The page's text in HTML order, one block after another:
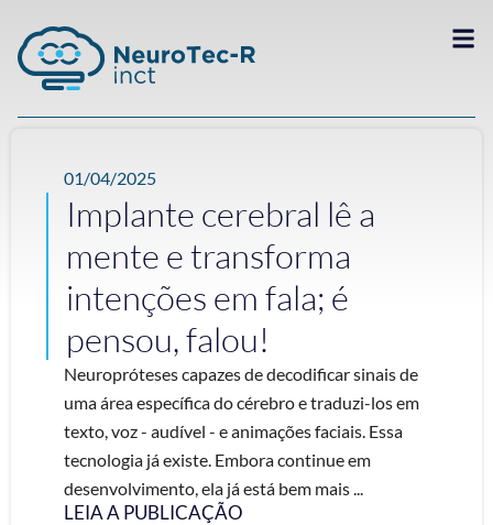
01/04/2025
Implante cerebral lê a
mente e transforma
intenções em fala; é
pensou, falou!
Neuropróteses capazes de decodificar sinais de
uma área específica do cérebro e traduzi-los em
texto, voz - audível - e animações faciais. Essa
tecnologia já existe. Embora continue em
desenvolvimento, ela já está bem mais ...
LEIA A PUBLICAÇÃO